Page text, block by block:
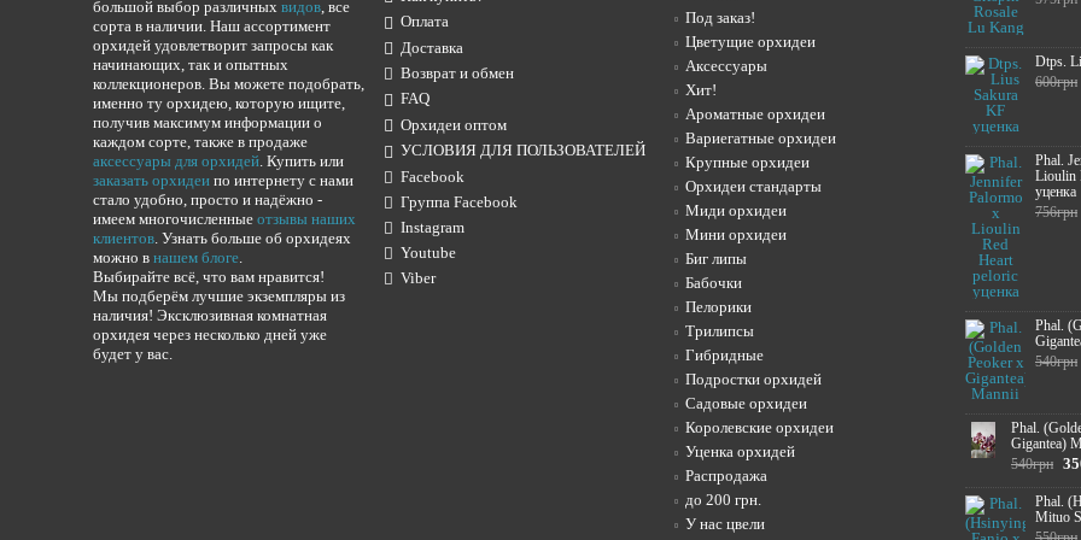
большой выбор различных видов, все
сорта в наличии. Наш ассортимент
орхидей удовлетворит запросы как
начинающих, так и опытных
коллекционеров. Вы можете подобрать,
именно ту орхидею, которую ищите,
получив максимум информации о
каждом сорте, также в продаже
аксессуары для орхидей. Купить или
заказать орхидеи по интернету с нами
стало удобно, просто и надёжно -
имеем многочисленные отзывы наших
клиентов. Узнать больше об орхидеях
можно в нашем блоге.
Выбирайте всё, что вам нравится!
Мы подберём лучшие экземпляры из
наличия! Эксклюзивная комнатная
орхидея через несколько дней уже
будет у вас.
Оплата
Доставка
Возврат и обмен
FAQ
Орхидеи оптом
УСЛОВИЯ ДЛЯ ПОЛЬЗОВАТЕЛЕЙ
Facebook
Группа Facebook
Instagram
Youtube
Viber
Под заказ!
Цветущие орхидеи
Аксессуары
Хит!
Ароматные орхидеи
Вариегатные орхидеи
Крупные орхидеи
Орхидеи стандарты
Миди орхидеи
Мини орхидеи
Биг липы
Бабочки
Пелорики
Трилипсы
Гибридные
Подростки орхидей
Садовые орхидеи
Королевские орхидеи
Уценка орхидей
Распродажа
до 200 грн.
У нас цвели
Dtps.
600грн
Phal.
Lioulin
уценка
756грн
Phal.
540грн
Phal.
Gigantea)
540грн
Phal.
Mituo